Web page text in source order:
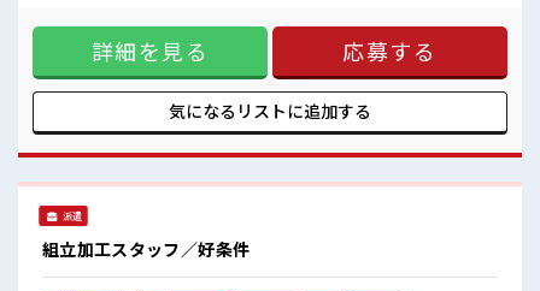
夫！ 親切、 丁寧に教えていただけるので安心してスタートで
きますよ！ ノギスやマイクロなどのスキルも身につきます！
こちらは交替勤務のお仕事なので稼ぐこともできます！ 残業
も1日/1h～程あるのでほどよく稼げますよ！ ロッカーや休憩
室完備！ 無料駐車場も完備されています！ ■職場の雰囲気 10
代～50代の幅広い年代の方が活躍中！ アットホームでわきあ
環境なので未経験の方も安心してスタートできますよ！ 整っ
た環境でお仕事始めてみませんか？
詳細を見る 応募する
気になるリストに追加する
派遣
組立加工スタッフ／好条件